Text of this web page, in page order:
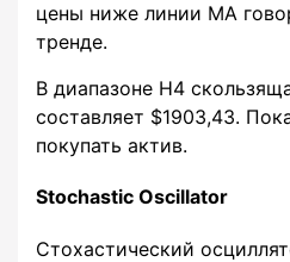
цены ниже линии MA
тренде.
В диапазоне H4
составляет $1903,43.
покупать актив.
Stochastic Oscillator
Стохастический